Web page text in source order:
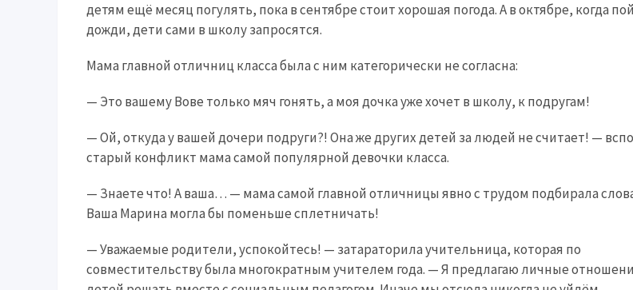
детям ещё месяц погулять, пока в сентябре стоит хорошая погода. А в октябре, когда
дожди, дети сами в школу запросятся.
Мама главной отличниц класса была с ним категорически не согласна:
— Это вашему Вове только мяч гонять, а моя дочка уже хочет в школу, к подругам!
— Ой, откуда у вашей дочери подруги?! Она же других детей за людей не считает! —
старый конфликт мама самой популярной девочки класса.
— Знаете что! А ваша… — мама самой главной отличницы явно с трудом подбирала
Ваша Марина могла бы поменьше сплетничать!
— Уважаемые родители, успокойтесь! — затараторила учительница, которая по
совместительству была многократным учителем года. — Я предлагаю личные